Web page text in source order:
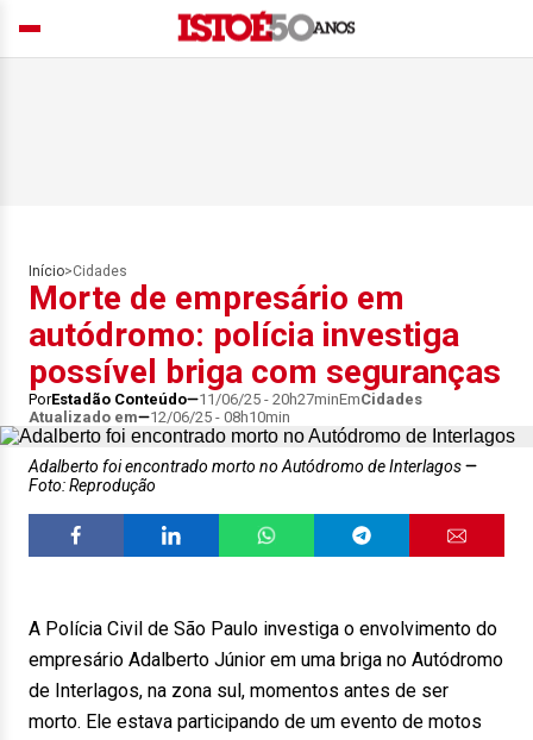
Início>Cidades
Morte de empresário em
autódromo: polícia investiga
possível briga com seguranças
PorEstadão Conteúdo 11/06/25 - 20h27minEmCidades
Atualizado em
12/06/25 - 08h10min
Adalberto foi encontrado morto no Autódromo de Interlagos
Foto: Reprodução
A Polícia Civil de São Paulo investiga o envolvimento do
empresário Adalberto Júnior em uma briga no Autódromo
de Interlagos, na zona sul, momentos antes de ser
morto. Ele estava participando de um evento de motos